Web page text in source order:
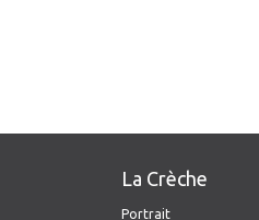
La Crèche
Portrait